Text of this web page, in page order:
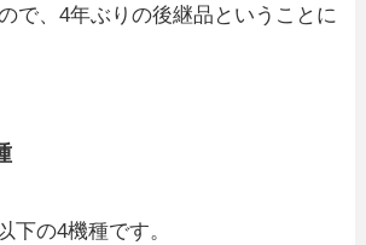
で、4年ぶりの後継品ということに
下の4機種です。